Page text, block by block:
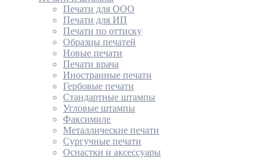
Печати для ООО
Печати для ИП
Печати по оттиску
Образцы печатей
Новые печати
Печати врача
Иностранные печати
Гербовые печати
Стандартные штампы
Угловые штампы
Факсимиле
Металлические печати
Сургучные печати
Оснастки и аксессуары